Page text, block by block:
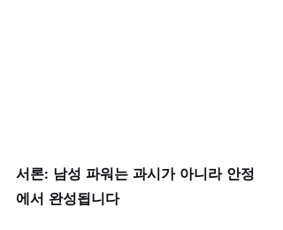
서론: 남성 파워는 과시가 아니라 안정
에서 완성됩니다